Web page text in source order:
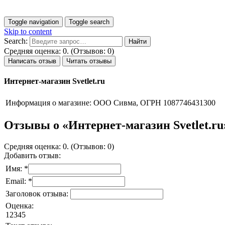
Toggle navigation Toggle search
Skip to content
Search:
Средняя оценка: 0. (Отзывов: 0)
Написать отзыв Читать отзывы
Интернет-магазин Svetlet.ru
Информация о магазине: ООО Сивма, ОГРН 1087746431300
Отзывы о «Интернет-магазин
Средняя оценка: 0. (Отзывов: 0)
Добавить отзыв:
Имя: *
Email: *
Заголовок отзыва:
Оценка:
1 2345